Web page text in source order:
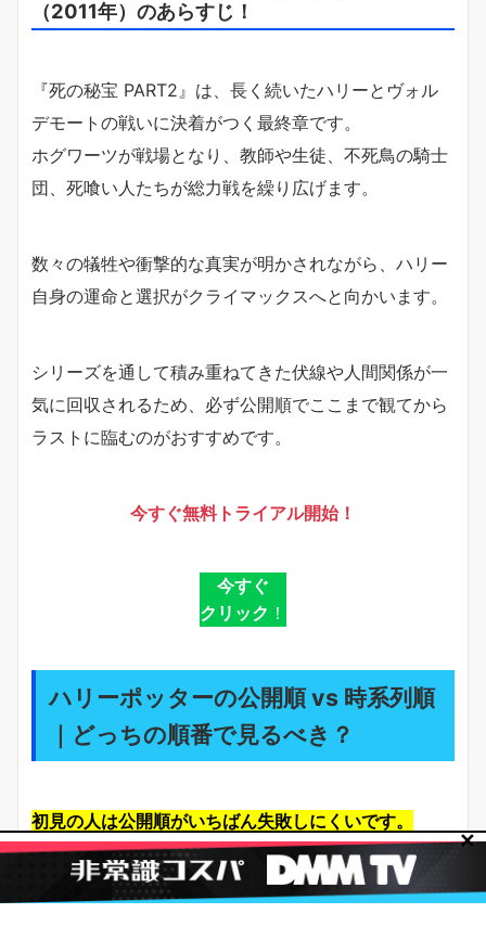
（2011年）のあらすじ！
『死の秘宝 PART2』は、長く続いたハリーとヴォル
デモートの戦いに決着がつく最終章です。
ホグワーツが戦場となり、教師や生徒、不死鳥の騎士
団、死喰い人たちが総力戦を繰り広げます。
数々の犠牲や衝撃的な真実が明かされながら、ハリー
自身の運命と選択がクライマックスへと向かいます。
シリーズを通して積み重ねてきた伏線や人間関係が一
気に回収されるため、必ず公開順でここまで観てから
ラストに臨むのがおすすめです。
今すぐ無料トライアル開始！
今すぐ
クリック ！
ハリーポッターの公開順 vs 時系列順
｜どっちの順番で見るべき？
初見の人は公開順がいちばん失敗しにくいです。
なぜなら、作品は公開順に「伏線の見せ方」「驚きの
✕